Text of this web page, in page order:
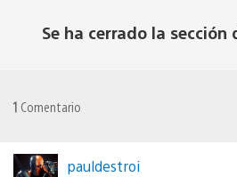
Se ha cerrado la sección
1 Comentario
pauldestroi